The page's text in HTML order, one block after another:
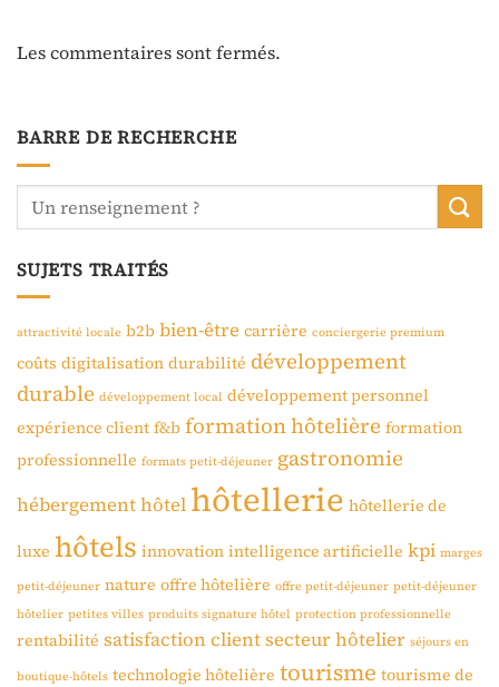
Les commentaires sont fermés.
BARRE DE RECHERCHE
SUJETS TRAITÉS
attractivité locale b2b bien-être carrière conciergerie premium
coûts digitalisation durabilité développement
durable développement local développement personnel
expérience client f&b formation hôtelière formation
professionnelle formats petit-déjeuner gastronomie
hébergementhôtel hôtellerie hôtellerie de
luxe hôtels innovation intelligence artificielle kpi marges
petit-déjeuner nature offre hôtelière offre petit-déjeuner petit-déjeuner
hôtelier petites villes produits signature hôtel protection professionnelle
rentabilité satisfaction clientsecteur hôtelier séjours en
boutique-hôtels technologie hôtelière tourisme tourisme de